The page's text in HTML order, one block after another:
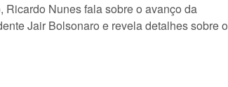
Nunes fala sobre o avanço da
Jair Bolsonaro e revela detalhes sobre o